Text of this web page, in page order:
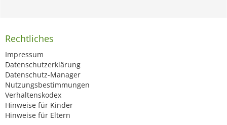
Rechtliches
Impressum
Datenschutzerklärung
Datenschutz-Manager
Nutzungsbestimmungen
Verhaltenskodex
Hinweise für Kinder
Hinweise für Eltern